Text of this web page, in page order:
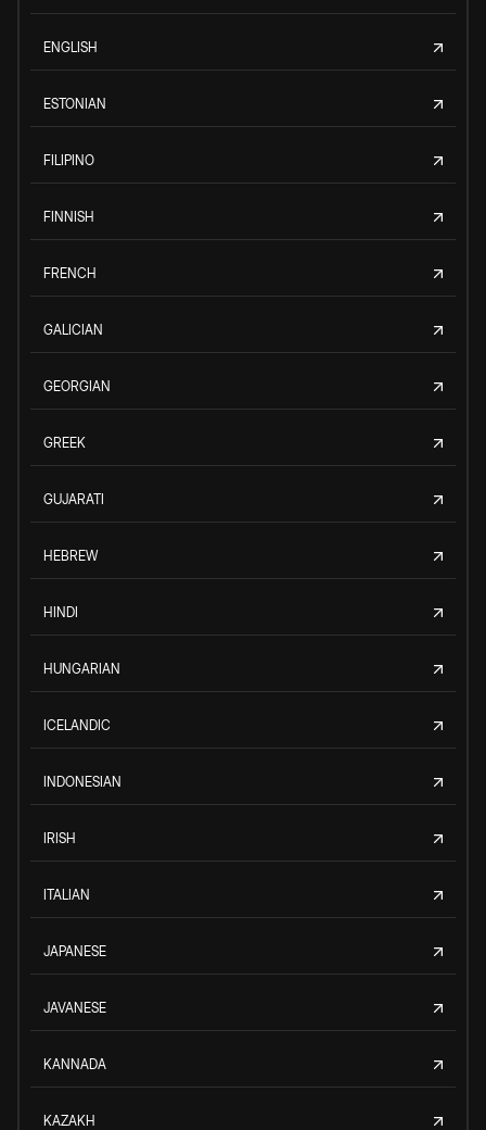
ENGLISH
ESTONIAN
FILIPINO
FINNISH
FRENCH
GALICIAN
GEORGIAN
GREEK
GUJARATI
HEBREW
HINDI
HUNGARIAN
ICELANDIC
INDONESIAN
IRISH
ITALIAN
JAPANESE
JAVANESE
KANNADA
KAZAKH